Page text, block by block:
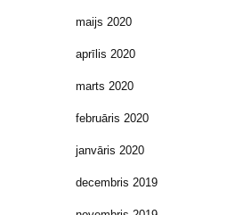
maijs 2020
aprīlis 2020
marts 2020
februāris 2020
janvāris 2020
decembris 2019